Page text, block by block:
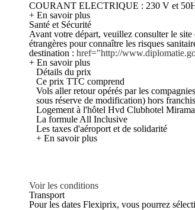
COURANT ELECTRIQUE : 230 V et
+ En savoir plus
Santé et Sécurité
Avant votre départ, veuillez consulter le
étrangères pour connaître les risques
destination : href="http://
+ En savoir plus
Détails du prix
Ce prix TTC comprend
Vols aller retour opérés par les
sous réserve de modification) hors
Logement à l'hôtel Hvd Clubhotel
La formule All Inclusive
Les taxes d'aéroport et de solidarité
+ En savoir plus
Voir les conditions
Transport
Pour les dates Flexiprix, vous pourrez